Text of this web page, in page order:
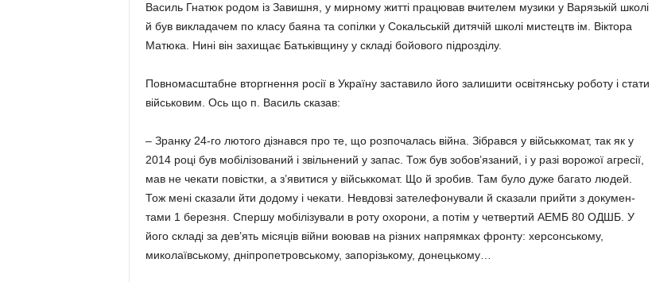
Василь Гнатюк родом із Завиш­ня, у мирному житті працював вчи­телем музики у Варязькій школі
й був викладачем по класу баяна та сопілки у Сокальській дитячій шко­лі мистецтв ім. Віктора
Матюка. Нині він захищає Батьківщину у скла­­ді бойового підрозділу.
Повномасштабне вторгнення ро­сії в Україну заставило його зали­шити освітянську роботу і стати
вій­ськовим. Ось що п. Василь сказав:
– Зранку 24-го лютого дізнався про те, що розпочалась війна. Зіб­рався у військкомат, так як у
2014 році був мобілізований і звільнений у запас. Тож був зобов’язаний, і у разі ворожої агресії,
мав не чекати повістки, а з’явитися у військкомат. Що й зробив. Там було дуже багато людей.
Тож мені сказали йти додо­му і чекати. Невдовзі зателефону­вали й сказали прийти з докумен­
тами 1 березня. Спершу мобілі­зу­ва­ли в роту охорони, а потім у чет­вертий АЕМБ 80 ОДШБ. У
його складі за дев’ять місяців війни воював на різних напрямках фрон­ту: херсонському,
миколаївському, дніпропетровському, запорізькому, донецькому…